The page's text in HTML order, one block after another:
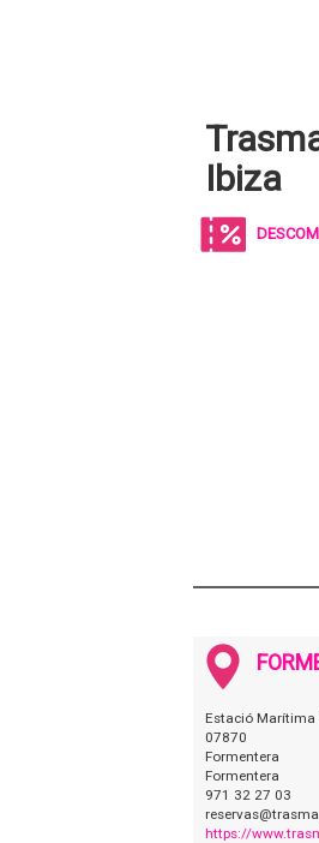
Ibiza
Estació Marítima
07870
Formentera
Formentera
971 32 27 03
https://